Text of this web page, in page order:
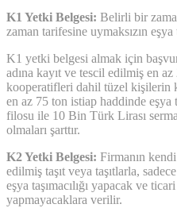
K1 Yetki Belgesi: Belirli bir
zaman tarifesine uymaksızın eşya
K1 yetki belgesi almak için
adına kayıt ve tescil edilmiş en
kooperatifleri dahil tüzel kişilerin
en az 75 ton istiap haddinde eşya
filosu ile 10 Bin Türk Lirası
olmaları şarttır.
K2 Yetki Belgesi: Firmanın
edilmiş taşıt veya taşıtlarla,
eşya taşımacılığı yapacak ve
yapmayacaklara verilir.